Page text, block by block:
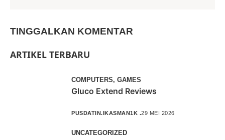
TINGGALKAN KOMENTAR
ARTIKEL TERBARU
COMPUTERS, GAMES
Gluco Extend Reviews
PUSDATIN.IKASMAN1K .29 MEI 2026
UNCATEGORIZED